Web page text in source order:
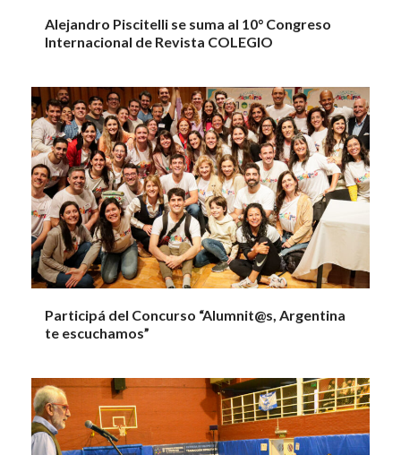
Alejandro Piscitelli se suma al 10° Congreso
Internacional de Revista COLEGIO
Participá del Concurso “Alumnit@s, Argentina
te escuchamos”